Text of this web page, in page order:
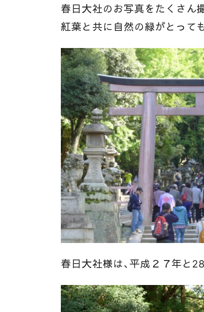
春日大社のお写真をたくさん
紅葉と共に自然の緑がとって
春日大社様は、平成２７年と